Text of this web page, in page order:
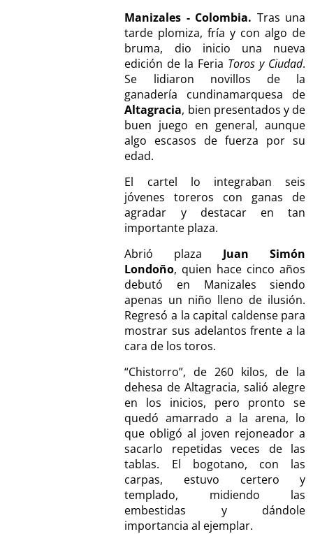
Manizales - Colombia. Tras una
tarde plomiza, fría y con algo de
bruma, dio inicio una nueva
edición de la Feria Toros y Ciudad.
Se lidiaron novillos de la
ganadería cundinamarquesa de
Altagracia, bien presentados y de
buen juego en general, aunque
algo escasos de fuerza por su
edad.
El cartel lo integraban seis
jóvenes toreros con ganas de
agradar y destacar en tan
importante plaza.
Abrió plaza Juan Simón
Londoño, quien hace cinco años
debutó en Manizales siendo
apenas un niño lleno de ilusión.
Regresó a la capital caldense para
mostrar sus adelantos frente a la
cara de los toros.
“Chistorro”, de 260 kilos, de la
dehesa de Altagracia, salió alegre
en los inicios, pero pronto se
quedó amarrado a la arena, lo
que obligó al joven rejoneador a
sacarlo repetidas veces de las
tablas. El bogotano, con las
carpas, estuvo certero y
templado, midiendo las
embestidas y dándole
importancia al ejemplar.